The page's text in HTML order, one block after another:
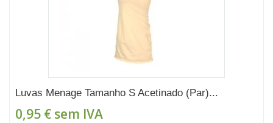
Luvas Menage Tamanho S Acetinado (Par)...
0,95 € sem IVA